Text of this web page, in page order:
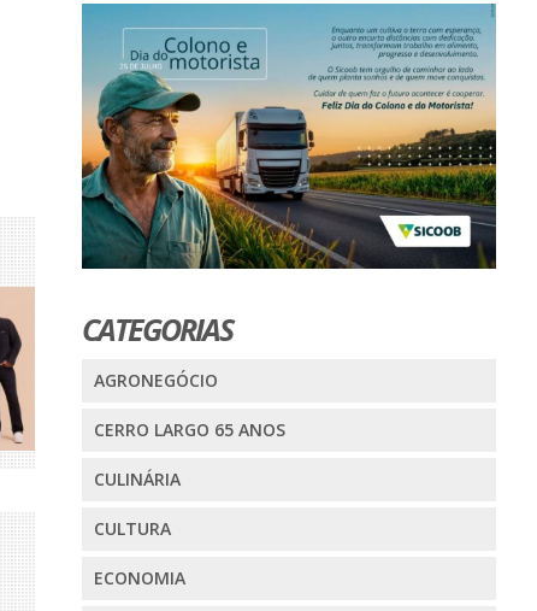
CATEGORIAS
AGRONEGÓCIO
CERRO LARGO 65 ANOS
CULINÁRIA
CULTURA
ECONOMIA